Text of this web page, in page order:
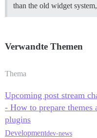
than the old widget
Verwandte Themen
Thema
Upcoming post stream
- How to prepare themes
plugins
Developmentdev-news